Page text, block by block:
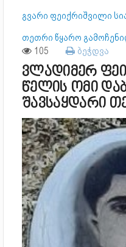
გვარი ფეიქრიშვილი
თეთრი წყარო
105 ბეჭდვა
ვლადიმერ
წელის ომი
შავსაყდარი